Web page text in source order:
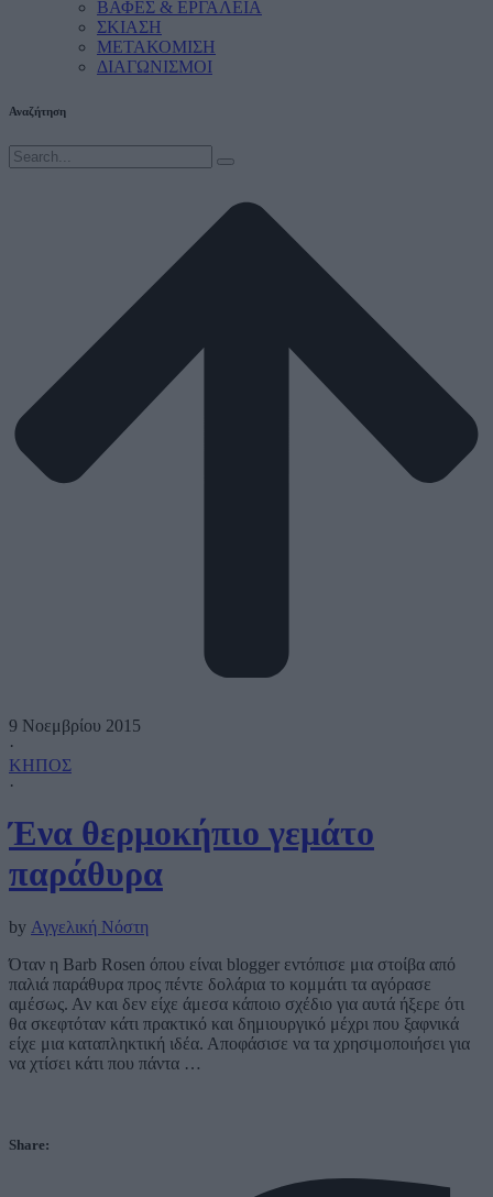
ΒΑΦΕΣ & ΕΡΓΑΛΕΙΑ
ΣΚΙΑΣΗ
ΜΕΤΑΚΟΜΙΣΗ
ΔΙΑΓΩΝΙΣΜΟΙ
Αναζήτηση
9 Νοεμβρίου 2015
·
ΚΗΠΟΣ
·
Ένα θερμοκήπιο γεμάτο
παράθυρα
by Αγγελική Νόστη
Όταν η Barb Rosen όπου είναι blogger εντόπισε μια στοίβα από
παλιά παράθυρα προς πέντε δολάρια το κομμάτι τα αγόρασε
αμέσως. Αν και δεν είχε άμεσα κάποιο σχέδιο για αυτά ήξερε ότι
θα σκεφτόταν κάτι πρακτικό και δημιουργικό μέχρι που ξαφνικά
είχε μια καταπληκτική ιδέα. Αποφάσισε να τα χρησιμοποιήσει για
να χτίσει κάτι που πάντα …
Share: